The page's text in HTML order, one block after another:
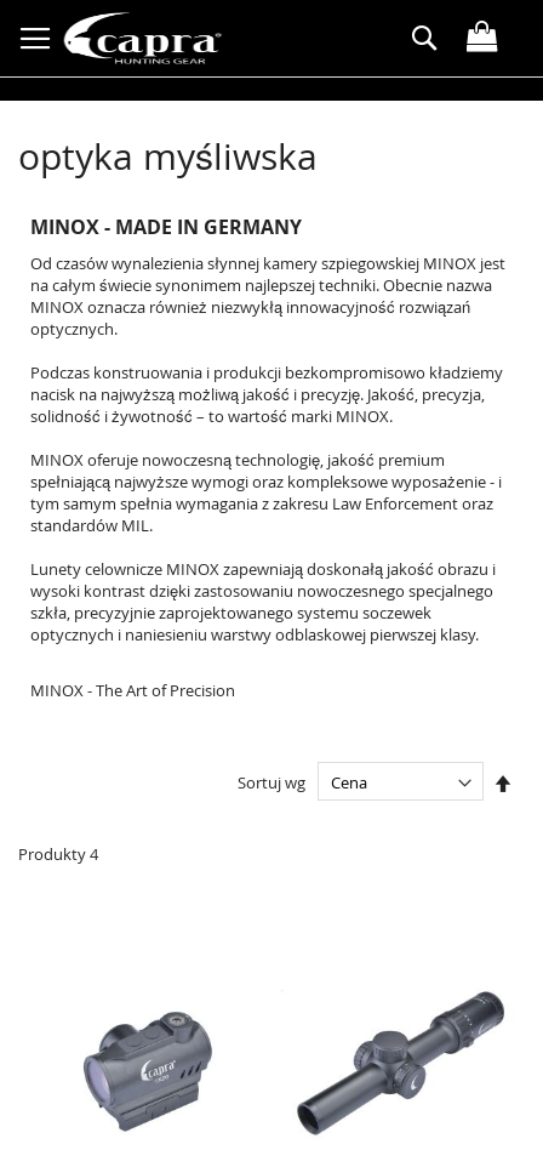
do
treści
Search
optyka myśliwska
MINOX - MADE IN GERMANY
Od czasów wynalezienia słynnej kamery szpiegowskiej MINOX jest
na całym świecie synonimem najlepszej techniki. Obecnie nazwa
MINOX oznacza również niezwykłą innowacyjność rozwiązań
optycznych.
Podczas konstruowania i produkcji bezkompromisowo kładziemy
nacisk na najwyższą możliwą jakość i precyzję. Jakość, precyzja,
solidność i żywotność – to wartość marki MINOX.
MINOX oferuje nowoczesną technologię, jakość premium
spełniającą najwyższe wymogi oraz kompleksowe wyposażenie - i
tym samym spełnia wymagania z zakresu Law Enforcement oraz
standardów MIL.
Lunety celownicze MINOX zapewniają doskonałą jakość obrazu i
wysoki kontrast dzięki zastosowaniu nowoczesnego specjalnego
szkła, precyzyjnie zaprojektowanego systemu soczewek
optycznych i naniesieniu warstwy odblaskowej pierwszej klasy.
MINOX - The Art of Precision
Produkty4
Sortuj wg